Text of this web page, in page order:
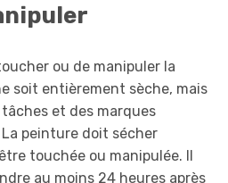
ou de manipuler la
soit entièrement sèche, mais
et des marques
peinture doit sécher
touchée ou manipulée. Il
au moins 24 heures après